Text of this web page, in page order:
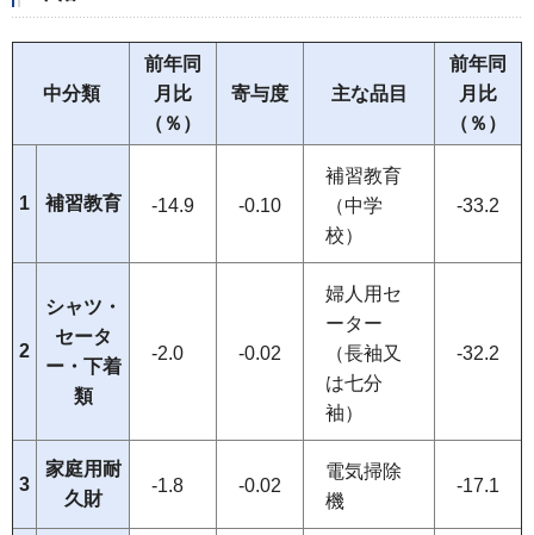
中分類
前年同
月比
（％）
寄与度 主な品目
前年同
月比
（％）
1 補習教育 -14.9 -0.10
補習教育
（中学
校）
-33.2
2
シャツ・
セータ
ー・下着
類
-2.0 -0.02
婦人用セ
ーター
（長袖又
は七分
袖）
-32.2
3
家庭用耐
久財
-1.8 -0.02
電気掃除
機
-17.1